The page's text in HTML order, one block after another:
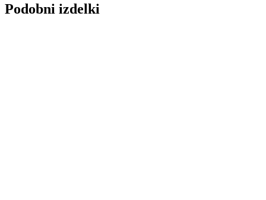
Podobni izdelki